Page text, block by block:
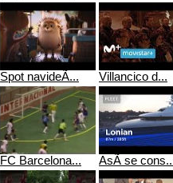
Spot navideÃ... Villancico d...
FC Barcelona... AsÃ­ se